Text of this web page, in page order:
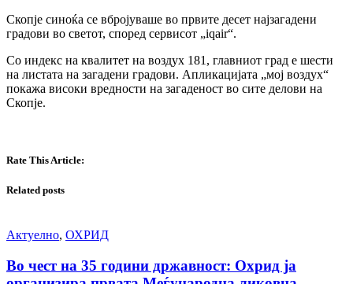
Скопје синоќа се вбројуваше во првите десет најзагадени
градови во светот, според сервисот „iqair“.
Со индекс на квалитет на воздух 181, главниот град е шести
на листата на загадени градови. Апликацијата „мој воздух“
покажа високи вредности на загаденост во сите делови на
Скопје.
Rate This Article:
Related posts
Актуелно, ОХРИД
Во чест на 35 години државност: Охрид ја